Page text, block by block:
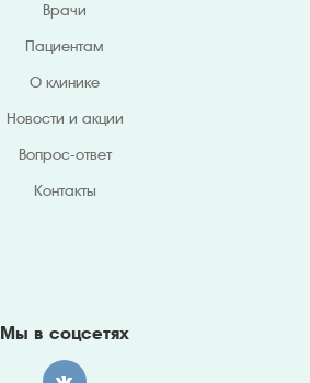
Врачи
Пациентам
О клинике
Новости и акции
Вопрос-ответ
Контакты
Мы в соцсетях